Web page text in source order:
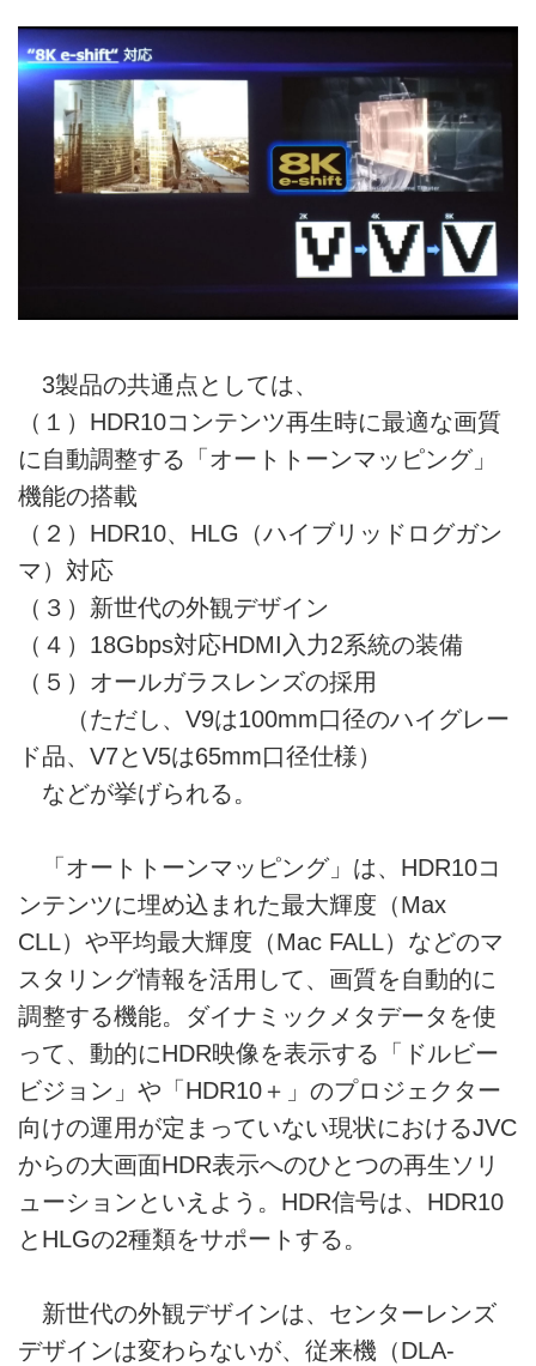
3製品の共通点としては、
（１）HDR10コンテンツ再生時に最適な画質
に自動調整する「オートトーンマッピング」
機能の搭載
（２）HDR10、HLG（ハイブリッドログガン
マ）対応
（３）新世代の外観デザイン
（４）18Gbps対応HDMI入力2系統の装備
（５）オールガラスレンズの採用
（ただし、V9は100mm口径のハイグレー
ド品、V7とV5は65mm口径仕様）
などが挙げられる。
「オートトーンマッピング」は、HDR10コ
ンテンツに埋め込まれた最大輝度（Max
CLL）や平均最大輝度（Mac FALL）などのマ
スタリング情報を活用して、画質を自動的に
調整する機能。ダイナミックメタデータを使
って、動的にHDR映像を表示する「ドルビー
ビジョン」や「HDR10＋」のプロジェクター
向けの運用が定まっていない現状におけるJVC
からの大画面HDR表示へのひとつの再生ソリ
ューションといえよう。HDR信号は、HDR10
とHLGの2種類をサポートする。
新世代の外観デザインは、センターレンズ
デザインは変わらないが、従来機（DLA-